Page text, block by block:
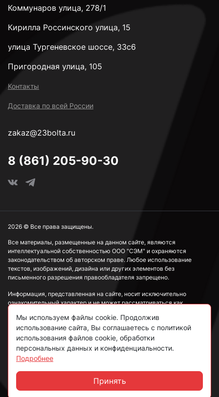
М10
М12
М16
М18
М24
М27
М36
М48
Коммунаров улица, 278/1
Кирилла Россинского улица, 15
улица Тургеневское шоссе, 33с6
Пригородная улица, 105
Контакты
Доставка по всей России
zakaz@23bolta.ru
8 (861) 205-90-30
Все материалы, размещенные на данном сайте, являются
интеллектуальной собственностью ООО "СЭМ" и охраняются
законодательством об авторском праве. Любое использование
текстов, изображений, дизайна или других элементов без
письменного разрешения правообладателя запрещено.
Информация, представленная на сайте, носит исключительно
ознакомительный характер и не может рассматриваться как
Политика конфиденциальности
Согласие на обработку данных
Пользовательское соглашение
2026 © Все права защищены.
Мы используем файлы cookie. Продолжив
использование сайта, Вы соглашаетесь с политикой
использования файлов cookie, обработки
персональных данных и конфиденциальности.
Подробнее
Принять